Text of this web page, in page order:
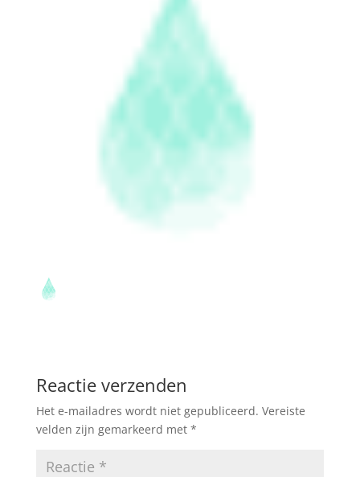
Reactie verzenden
Het e-mailadres wordt niet gepubliceerd. Vereiste
velden zijn gemarkeerd met *